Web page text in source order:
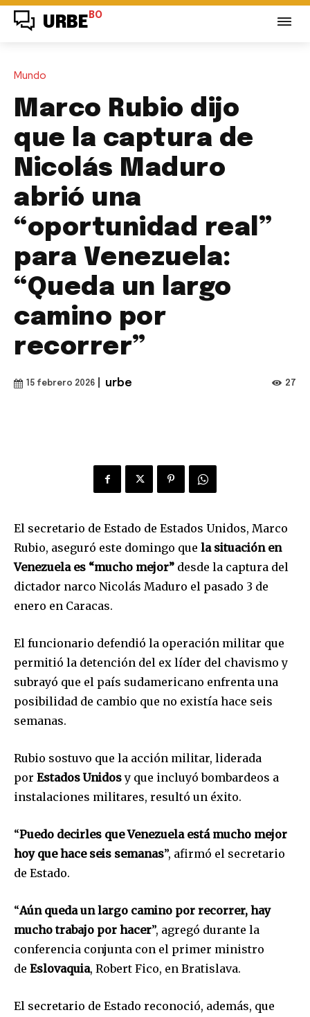
URBE BO
Mundo
Marco Rubio dijo
que la captura de
Nicolás Maduro
abrió una
“oportunidad real”
para Venezuela:
“Queda un largo
camino por
recorrer”
15 febrero 2026 urbe 27
El secretario de Estado de Estados Unidos, Marco
Rubio, aseguró este domingo que la situación en
Venezuela es “mucho mejor” desde la captura del
dictador narco Nicolás Maduro el pasado 3 de
enero en Caracas.
El funcionario defendió la operación militar que
permitió la detención del ex líder del chavismo y
subrayó que el país sudamericano enfrenta una
posibilidad de cambio que no existía hace seis
semanas.
Rubio sostuvo que la acción militar, liderada
por Estados Unidosy que incluyó bombardeos a
instalaciones militares, resultó un éxito.
“Puedo decirles que Venezuela está mucho mejor
hoy que hace seis semanas”, afirmó el secretario
de Estado.
“Aún queda un largo camino por recorrer, hay
mucho trabajo por hacer”, agregó durante la
conferencia conjunta con el primer ministro
de Eslovaquia, Robert Fico, en Bratislava.
El secretario de Estado reconoció, además, que